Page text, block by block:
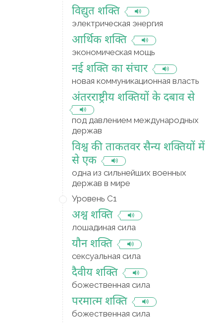
विद्युत शक्ति
электрическая энергия
आर्थिक शक्ति
экономическая мощь
नई शक्ति का संचार
новая коммуникационная власть
अंतरराष्ट्रीय शक्तियों के दबाव से
под давлением международных
держав
विश्व की ताकतवर सैन्य शक्तियों में
से एक
одна из сильнейших военных
держав в мире
Уровень C1
अश्व शक्ति
лошадиная сила
यौन शक्ति
сексуальная сила
दैवीय शक्ति
божественная сила
परमात्म शक्ति
божественная сила